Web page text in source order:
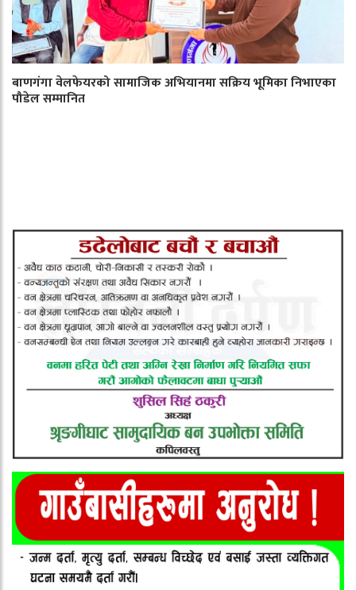
बाणगंगा वेलफेयरको सामाजिक अभियानमा सक्रिय भूमिका निभाएका
पौडेल सम्मानित